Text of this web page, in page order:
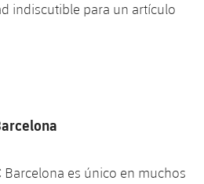
indiscutible para un artículo
Barcelona es único en muchos